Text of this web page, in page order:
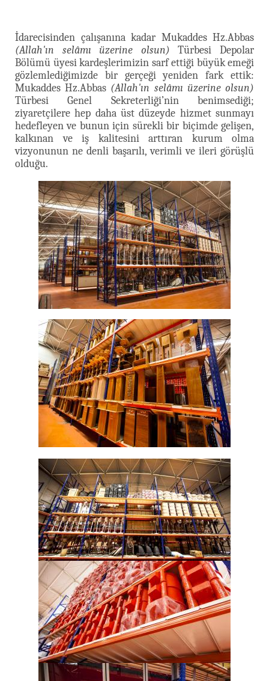
İdarecisinden çalışanına kadar Mukaddes Hz.Abbas
(Allah'ın selâmı üzerine olsun) Türbesi Depolar
Bölümü üyesi kardeşlerimizin sarf ettiği büyük emeği
gözlemlediğimizde bir gerçeği yeniden fark ettik:
Mukaddes Hz.Abbas (Allah'ın selâmı üzerine olsun)
Türbesi Genel Sekreterliği’nin benimsediği;
ziyaretçilere hep daha üst düzeyde hizmet sunmayı
hedefleyen ve bunun için sürekli bir biçimde gelişen,
kalkınan ve iş kalitesini arttıran kurum olma
vizyonunun ne denli başarılı, verimli ve ileri görüşlü
olduğu.